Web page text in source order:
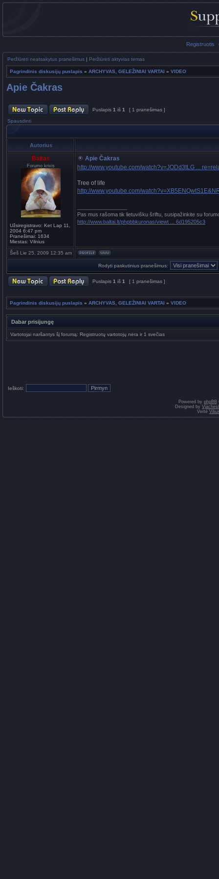
Registruotis
Peržiūrėti neatsakytus pranešimus | Peržiūrėti aktyvias temas
Pagrindinis diskusijų puslapis » ARCHYVAS, GELEŽINIAI VARTAI » VIDEO
Apie Čakras
Puslapis 1 iš 1 [ 1 pranešimas ]
Spausdinti
Autorius
Baltas
Forumo krivis
Užsiregistravo: Ket Lap 11,
2004 6:47 pm
Pranešimai: 1634
Miestas: Vilnius
Apie Čakras
http://www.youtube.com/watch?v=JODd3tLG ...
Tree of life
http://www.youtube.com/
Pas mus rašoma tik lietuvišku šriftu, susipažinkite su
http://www.baltai.lt/phpbbkuronas/viewt ... 6d195205c3
Šeš Lie 25, 2009 12:35 am
Rodyti paskutinius pranešimus:
Puslapis 1 iš 1 [ 1 pranešimas ]
Pagrindinis diskusijų puslapis » ARCHYVAS, GELEŽINIAI VARTAI » VIDEO
Dabar prisijungę
Vartotojai naršantys šį forumą: Registruotų vartotojų nėra ir 1 svečias
Ieškoti:
Powered by phpBB
Designed by
Vertė